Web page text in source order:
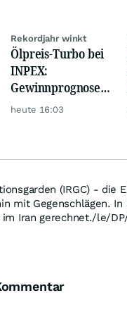
Rekordjahr winkt
Ölpreis-Turbo bei
INPEX:
Gewinnprognose
schießt auf
heute 16:03
(IRGC) -
mit Gegenschlägen.
Iran gerechnet./le/